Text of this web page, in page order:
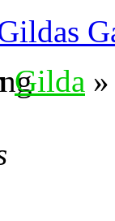
Gilda